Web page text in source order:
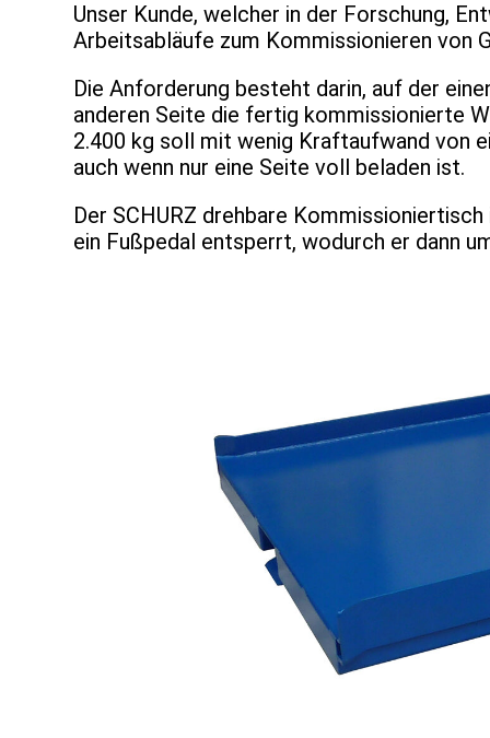
Unser Kunde, welcher in der Forschung,
Arbeitsabläufe zum Kommissionieren von
Die Anforderung besteht darin, auf der
anderen Seite die fertig kommissionierte
2.400 kg soll mit wenig Kraftaufwand von
auch wenn nur eine Seite voll beladen ist.
Der SCHURZ drehbare
ein Fußpedal entsperrt, wodurch er dann